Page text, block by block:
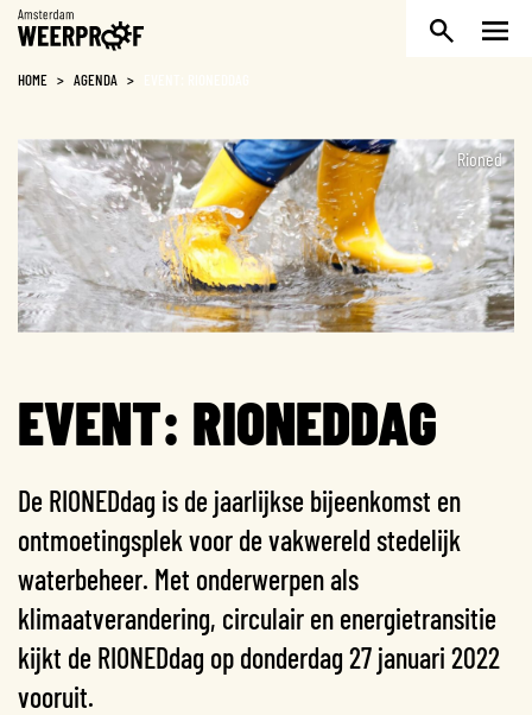
Weerproof
HOME > AGENDA >
Rioned
EVENT: RIONEDDAG
De RIONEDdag is de jaarlijkse bijeenkomst en
ontmoetingsplek voor de vakwereld stedelijk
waterbeheer. Met onderwerpen als
klimaatverandering, circulair en energietransitie
kijkt de RIONEDdag op donderdag 27 januari 2022
vooruit.